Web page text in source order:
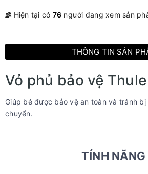
Hiện tại có 76 người đang xem sản
THÔNG TIN SẢN
Vỏ phủ bảo vệ
Giúp bé được bảo vệ an toàn và tránh
chuyển.
TÍNH NĂNG